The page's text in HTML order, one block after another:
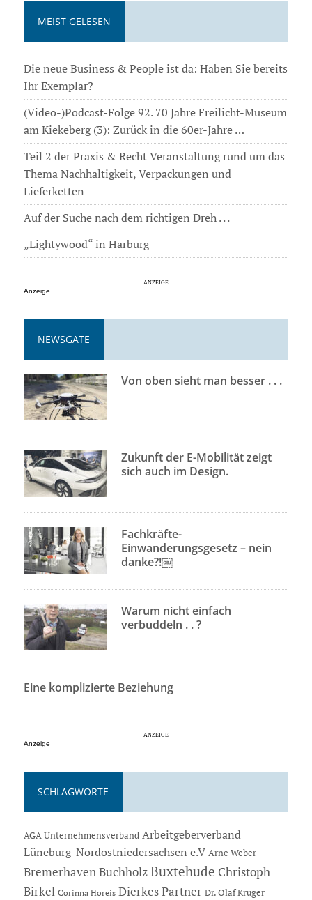
MEIST GELESEN
Die neue Business & People ist da: Haben Sie bereits
Ihr Exemplar?
(Video-)Podcast-Folge 92. 70 Jahre Freilicht-Museum
am Kiekeberg (3): Zurück in die 60er-Jahre …
Teil 2 der Praxis & Recht Veranstaltung rund um das
Thema Nachhaltigkeit, Verpackungen und
Lieferketten
Auf der Suche nach dem richtigen Dreh . . .
„Lightywood“ in Harburg
Anzeige
NEWSGATE
Von oben sieht man besser . . .
Zukunft der E-Mobilität zeigt
sich auch im Design.
Fachkräfte-
Einwanderungsgesetz – nein
danke?!￼
Warum nicht einfach
verbuddeln . . ?
Eine komplizierte Beziehung
Anzeige
SCHLAGWORTE
AGA Unternehmensverband Arbeitgeberverband
Lüneburg-Nordostniedersachsen e.V Arne Weber
Bremerhaven Buchholz Buxtehude Christoph
Birkel Corinna Horeis Dierkes Partner Dr. Olaf Krüger